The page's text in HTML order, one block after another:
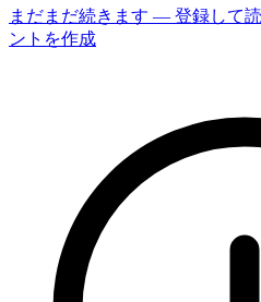
まだまだ続きます — 登録して
ントを作成